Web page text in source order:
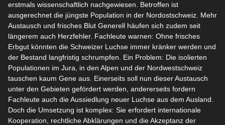
erstmals wissenschaftlich nachgewiesen. Betroffen ist
ausgerechnet die jüngste Population in der Nordostschweiz. Mehr
Austausch und frisches Blut Generell häufen sich zudem seit
längerem auch Herzfehler. Fachleute warnen: Ohne frisches
Erbgut könnten die Schweizer Luchse immer kränker werden und
der Bestand langfristig schrumpfen. Ein Problem: Die isolierten
Populationen im Jura, in den Alpen und der Nordwestschweiz
tauschen kaum Gene aus. Einerseits soll nun dieser Austausch
unter den Gebieten gefördert werden, andererseits fordern
Fachleute auch die Aussiedlung neuer Luchse aus dem Ausland.
Doch die Umsetzung ist komplex: Sie erfordert internationale
Kooperation, rechtliche Abklärungen und die Akzeptanz der